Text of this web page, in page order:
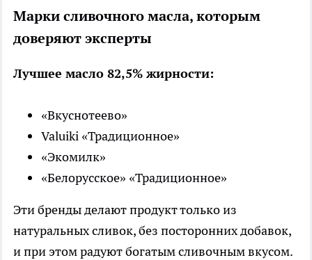
Марки сливочного масла, которым
доверяют эксперты
Лучшее масло 82,5% жирности:
«Вкуснотеево»
Valuiki «Традиционное»
«Экомилк»
«Белорусское» «Традиционное»
Эти бренды делают продукт только из
натуральных сливок, без посторонних добавок,
и при этом радуют богатым сливочным вкусом.